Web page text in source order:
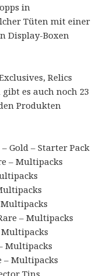
in
Tüten mit einer
Display-Boxen
Relics
es auch noch 23
Produkten
Gold – Starter Pack
– Multipacks
Multipacks
– Multipacks
Multipacks
Multipacks
– Multipacks